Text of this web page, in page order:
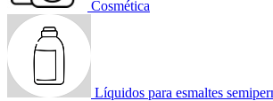
Cosmética
Líquidos para esmaltes